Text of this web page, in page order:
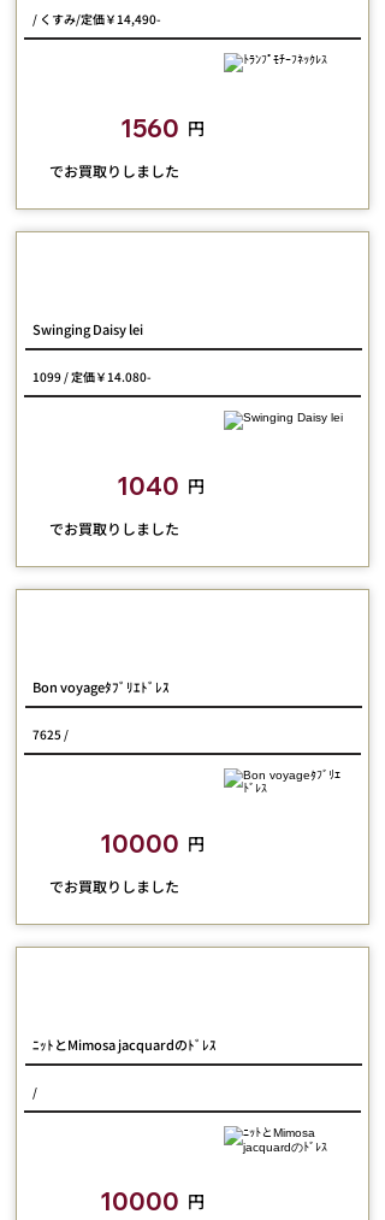
/ くすみ/定価￥14,490-
1560 円
​でお買取りしました
Swinging Daisy lei
1099 / 定価￥14.080-
1040 円
​でお買取りしました
Bon voyageﾀﾌﾞﾘｴﾄﾞﾚｽ
7625 /
10000 円
​でお買取りしました
ﾆｯﾄとMimosa jacquardのﾄﾞﾚｽ
/
10000 円